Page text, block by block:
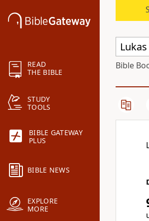
READ
THE BIBLE
STUDY
TOOLS
BIBLE GATEWAY
PLUS
BIBLE NEWS
EXPLORE
MORE
Bible